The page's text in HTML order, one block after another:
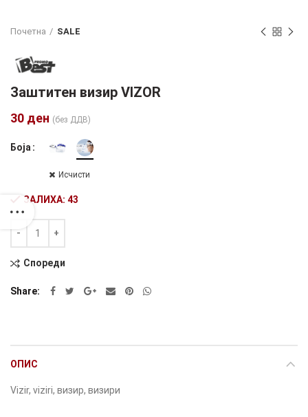
Почетна SALE
Заштитен визир VIZOR
30 ден (без ДДВ)
Боја
Исчисти
ЗАЛИХА: 43
Alternative:
Спореди
Share
ОПИС
Vizir, viziri, визир, визири